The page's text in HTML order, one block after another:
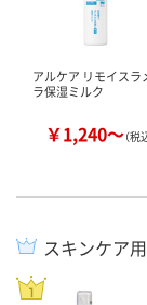
アルケア リモイスラ
ラ保湿ミルク
￥1,240～（税
スキンケア